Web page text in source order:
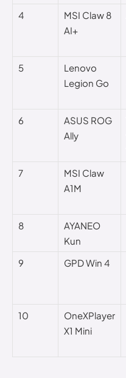
4
MSI Claw 8
AI+
5
Lenovo
Legion Go
6
ASUS ROG
Ally
7
MSI Claw
A1M
8
AYANEO
Kun
9
GPD Win 4
10
OneXPlayer
X1 Mini